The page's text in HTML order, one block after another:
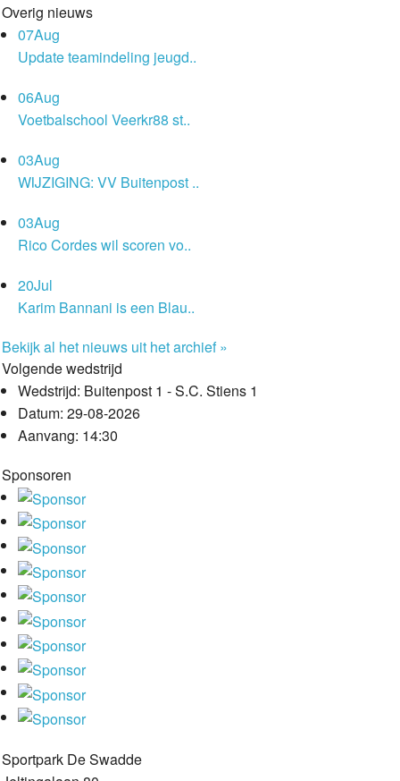
Overig nieuws
07Aug
Update teamindeling jeugd..
06Aug
Voetbalschool Veerkr88 st..
03Aug
WIJZIGING: VV Buitenpost ..
03Aug
Rico Cordes wil scoren vo..
20Jul
Karim Bannani is een Blau..
Bekijk al het nieuws uit het archief »
Volgende wedstrijd
Wedstrijd: Buitenpost 1 - S.C. Stiens 1
Datum: 29-08-2026
Aanvang: 14:30
Sponsoren
Sportpark De Swadde